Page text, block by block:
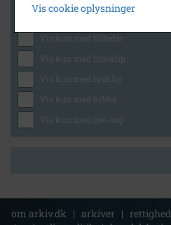
Generelt
Vis kun med billeder
Vis kun med filmklip
Vis kun med lydklip
Vis kun med kilder
Vis kun med geo-tag
om arkiv.dk | arkiver |
Vis cookie oplysninger